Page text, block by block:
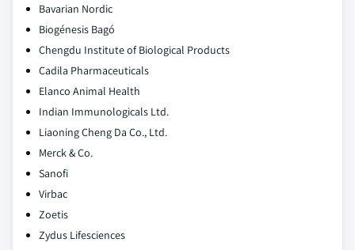
Bavarian Nordic
Biogénesis Bagó
Chengdu Institute of Biological Products
Cadila Pharmaceuticals
Elanco Animal Health
Indian Immunologicals Ltd.
Liaoning Cheng Da Co., Ltd.
Merck & Co.
Sanofi
Virbac
Zoetis
Zydus Lifesciences